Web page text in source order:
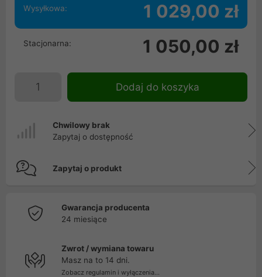
Wysyłkowa: 1 029,00 zł
Stacjonarna: 1 050,00 zł
Dodaj do koszyka
Chwilowy brak
Zapytaj o dostępność
Zapytaj o produkt
Gwarancja producenta
24 miesiące
Zwrot / wymiana towaru
Masz na to 14 dni.
Zobacz regulamin i wyłączenia...